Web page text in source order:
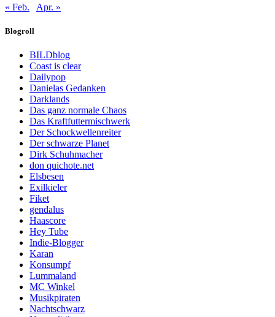
« Feb.
Apr. »
Blogroll
BILDblog
Coast is clear
Dailypop
Danielas Gedanken
Darklands
Das ganz normale Chaos
Das Kraftfuttermischwerk
Der Schockwellenreiter
Der schwarze Planet
Dirk Schuhmacher
don quichote.net
Elsbesen
Exilkieler
Fiket
gendalus
Haascore
Hey Tube
Indie-Blogger
Karan
Konsumpf
Lummaland
MC Winkel
Musikpiraten
Nachtschwarz